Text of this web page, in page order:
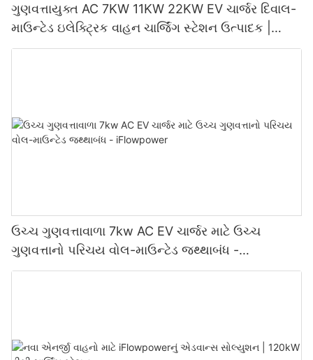
ગુણવત્તાયુક્ત AC 7KW 11KW 22KW EV ચાર્જર દિવાલ-
માઉન્ટેડ ઇલેક્ટ્રિક વાહન ચાર્જિંગ સ્ટેશન ઉત્પાદક |
iFlowPower2
ઉચ્ચ ગુણવત્તાવાળા 7kw AC EV ચાર્જર માટે ઉચ્ચ
ગુણવત્તાનો પરિચય વોલ-માઉન્ટેડ જથ્થાબંધ -
iFlowpower